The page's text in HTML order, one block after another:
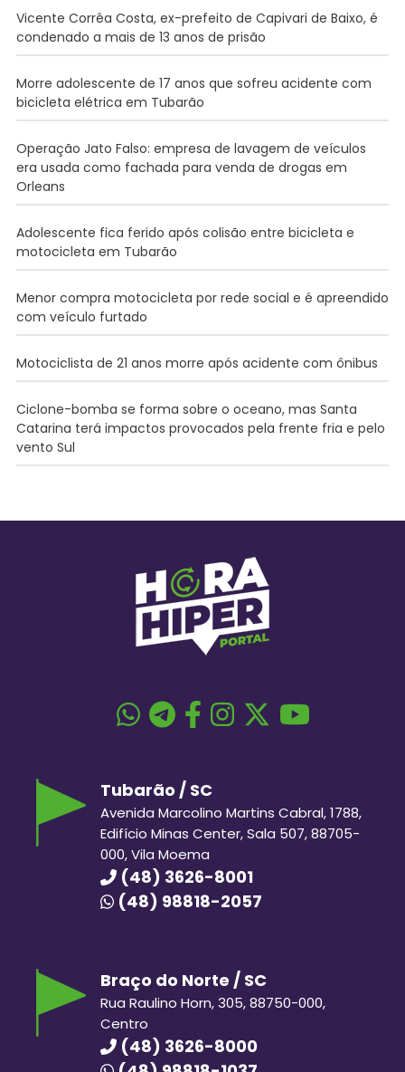
Vicente Corrêa Costa, ex-prefeito de Capivari de Baixo, é
condenado a mais de 13 anos de prisão
Morre adolescente de 17 anos que sofreu acidente com
bicicleta elétrica em Tubarão
Operação Jato Falso: empresa de lavagem de veículos
era usada como fachada para venda de drogas em
Orleans
Adolescente fica ferido após colisão entre bicicleta e
motocicleta em Tubarão
Menor compra motocicleta por rede social e é apreendido
com veículo furtado
Motociclista de 21 anos morre após acidente com ônibus
Ciclone-bomba se forma sobre o oceano, mas Santa
Catarina terá impactos provocados pela frente fria e pelo
vento Sul
Tubarão / SC
Avenida Marcolino Martins Cabral, 1788,
Edifício Minas Center, Sala 507, 88705-
000, Vila Moema
(48) 3626-8001
(48) 98818-2057
Braço do Norte / SC
Rua Raulino Horn, 305, 88750-000,
Centro
(48) 3626-8000